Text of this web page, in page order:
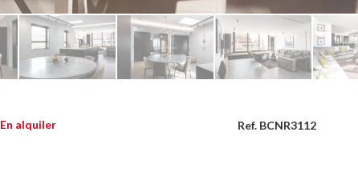
En alquiler Ref. BCNR3112